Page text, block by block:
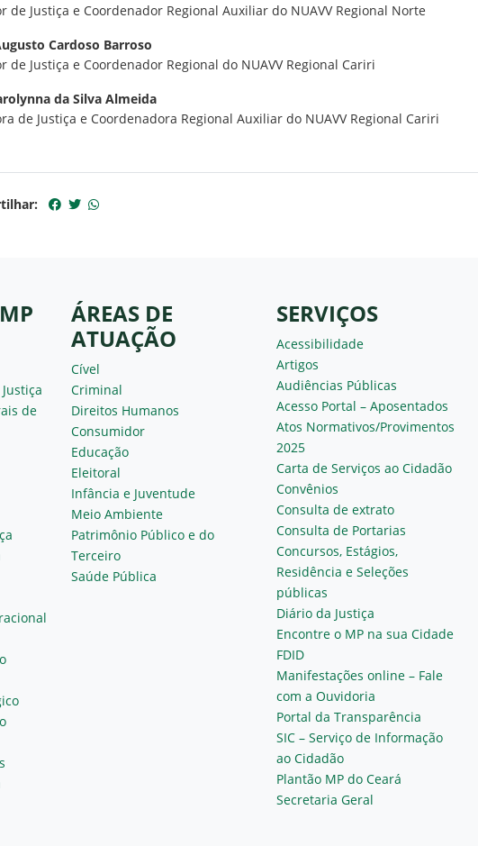
de Justiça e Coordenador Regional Auxiliar do NUAVV Regional Norte
Cardoso Barroso
de Justiça e Coordenador Regional do NUAVV Regional Cariri
da Silva Almeida
de Justiça e Coordenadora Regional Auxiliar do NUAVV Regional Cariri
de
ÁREAS DE
ATUAÇÃO
Cível
Criminal
Direitos Humanos
Consumidor
Educação
Eleitoral
Infância e Juventude
Meio Ambiente
Patrimônio Público e do
Terceiro
Saúde Pública
SERVIÇOS
Acessibilidade
Artigos
Audiências Públicas
Acesso Portal – Aposentados
Atos Normativos/Provimentos
2025
Carta de Serviços ao Cidadão
Convênios
Consulta de extrato
Consulta de Portarias
Concursos, Estágios,
Residência e Seleções
públicas
Diário da Justiça
Encontre o MP na sua Cidade
FDID
Manifestações online – Fale
com a Ouvidoria
Portal da Transparência
SIC – Serviço de Informação
ao Cidadão
Plantão MP do Ceará
Secretaria Geral